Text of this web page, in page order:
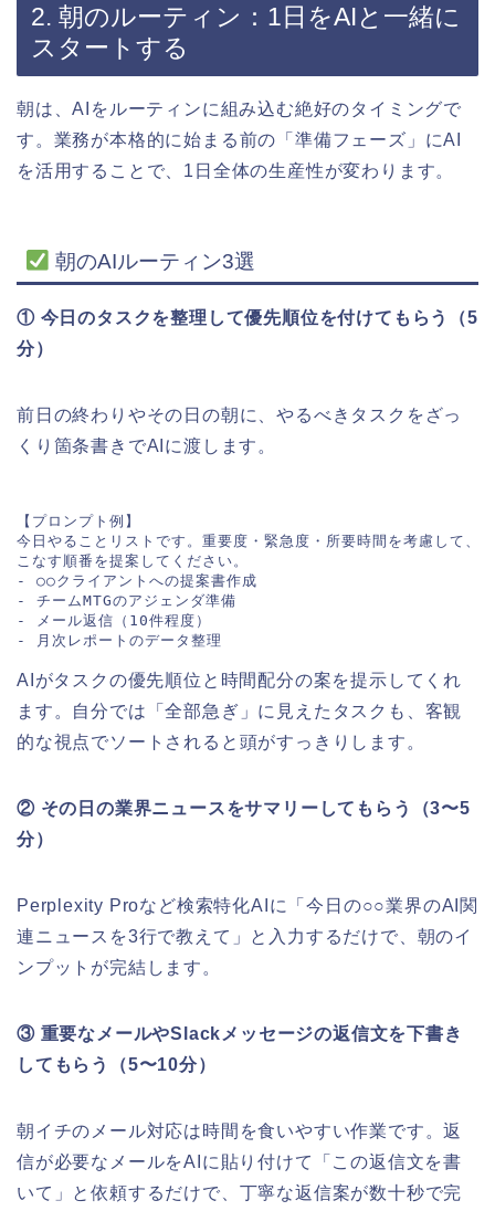
2. 朝のルーティン：1日をAIと一緒に
スタートする
朝は、AIをルーティンに組み込む絶好のタイミングで
す。業務が本格的に始まる前の「準備フェーズ」にAI
を活用することで、1日全体の生産性が変わります。
朝のAIルーティン3選
① 今日のタスクを整理して優先順位を付けてもらう（5
分）
前日の終わりやその日の朝に、やるべきタスクをざっ
くり箇条書きでAIに渡します。
【プロンプト例】
今日やることリストです。重要度・緊急度・所要時間を考慮して、
こなす順番を提案してください。
- ○○クライアントへの提案書作成
- チームMTGのアジェンダ準備
- メール返信（10件程度）
AIがタスクの優先順位と時間配分の案を提示してくれ
ます。自分では「全部急ぎ」に見えたタスクも、客観
的な視点でソートされると頭がすっきりします。
② その日の業界ニュースをサマリーしてもらう（3〜5
分）
Perplexity Proなど検索特化AIに「今日の○○業界のAI関
連ニュースを3行で教えて」と入力するだけで、朝のイ
ンプットが完結します。
③ 重要なメールやSlackメッセージの返信文を下書き
してもらう（5〜10分）
朝イチのメール対応は時間を食いやすい作業です。返
信が必要なメールをAIに貼り付けて「この返信文を書
いて」と依頼するだけで、丁寧な返信案が数十秒で完